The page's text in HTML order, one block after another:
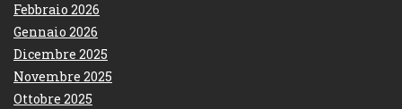
Febbraio 2026
Gennaio 2026
Dicembre 2025
Novembre 2025
Ottobre 2025